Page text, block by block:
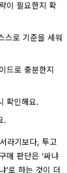
이 필요한지 확
스로 기준을 세워
드로 충분한지
확인해요.
.
라기보다, 투고
매 판단은 ‘싸냐
’로 하는 것이 더